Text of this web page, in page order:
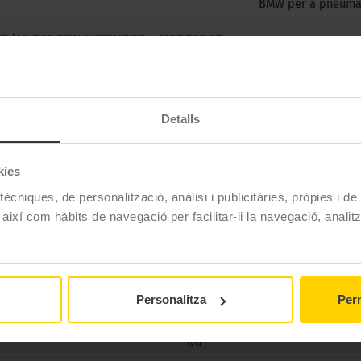
Detalls
de personalització, anàlisi i publicitàries, pròpies i
com hàbits de navegació per facilitar-li la navegació,
Personalitza
BMW per a
45 R18 91W EXTENDED - MERCEDES
per a cotxes de tipus turisme amb gran estabilitat i
resistir contra l'aquaplaning.
Bridgestone
TURANZA T005
Estiu
No